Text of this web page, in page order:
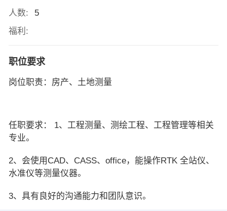
人数:
5
福利:
职位要求
岗位职责：房产、土地测量
任职要求： 1、工程测量、测绘工程、工程管理等相关
专业。
2、会使用CAD、CASS、office，能操作RTK 全站仪、
水准仪等测量仪器。
3、具有良好的沟通能力和团队意识。